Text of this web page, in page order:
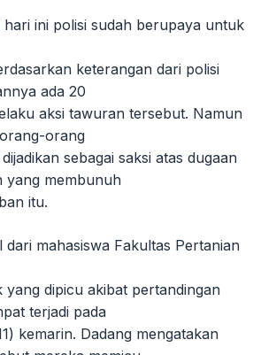
hari ini polisi sudah berupaya untuk
keterangan dari polisi
ada 20
aksi tawuran tersebut. Namun
orang
sebagai saksi atas dugaan
yang membunuh
itu.
dari mahasiswa Fakultas Pertanian
yang dipicu akibat pertandingan
terjadi pada
kemarin. Dadang mengatakan